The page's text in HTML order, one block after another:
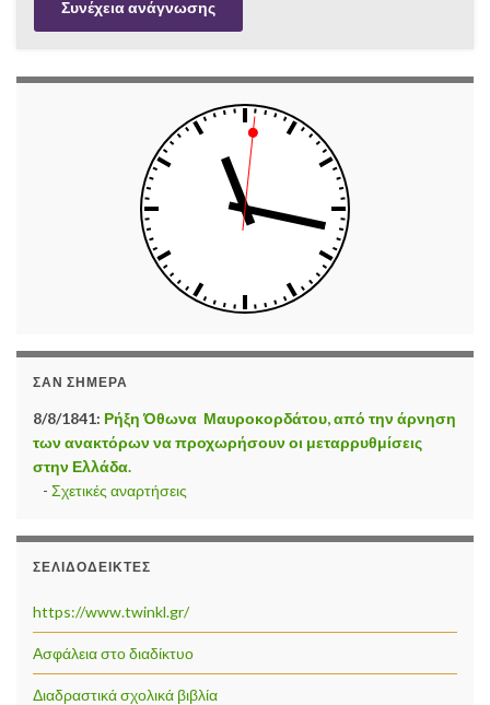
Συνέχεια ανάγνωσης
ΣΑΝ ΣΉΜΕΡΑ
8/8/1841: Ρήξη Όθωνα  Μαυροκορδάτου, από την άρνηση
των ανακτόρων να προχωρήσουν οι μεταρρυθμίσεις
στην Ελλάδα.
- Σχετικές αναρτήσεις
ΣΕΛΙΔΟΔΕΊΚΤΕΣ
https://www.twinkl.gr/
Ασφάλεια στο διαδίκτυο
Διαδραστικά σχολικά βιβλία